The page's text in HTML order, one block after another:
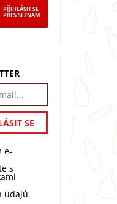
PŘIHLÁSIT SE
PŘES SEZNAM
e-
s
údajů